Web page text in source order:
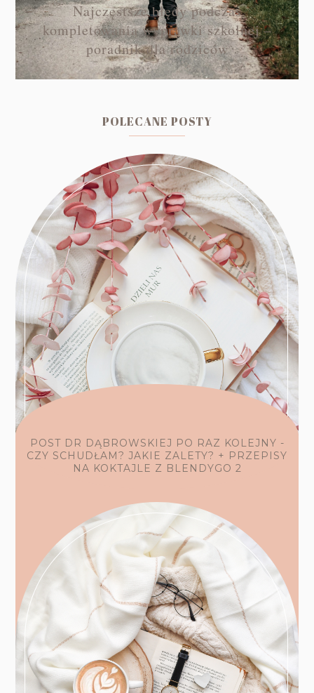
Najczęstsze błędy podczas
kompletowania wyprawki szkolnej –
poradnik dla rodziców
POLECANE POSTY
POST DR DĄBROWSKIEJ PO RAZ KOLEJNY -
CZY SCHUDŁAM? JAKIE ZALETY? + PRZEPISY
NA KOKTAJLE Z BLENDYGO 2